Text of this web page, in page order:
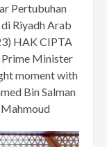
Pertubuhan
Riyadh Arab
HAK CIPTA
Minister
moment with
Bin Salman